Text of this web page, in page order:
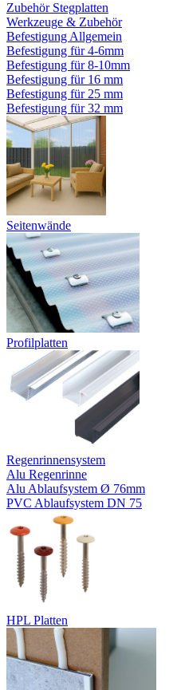
Zubehör Stegplatten
Werkzeuge & Zubehör
Befestigung Allgemein
Befestigung für 4-6mm
Befestigung für 8-10mm
Befestigung für 16 mm
Befestigung für 25 mm
Befestigung für 32 mm
Seitenwände
Profilplatten
Regenrinnensystem
Alu Regenrinne
Alu Ablaufsystem Ø 76mm
PVC Ablaufsystem DN 75
HPL Platten